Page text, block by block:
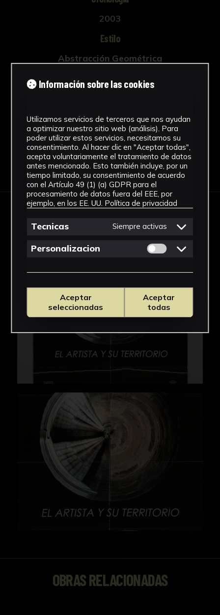
2003
Estilo
Abstracción Geométrica
Técnica
Descargar Ficha
IMÁGENES
OBRAS RELACIONADAS
Información sobre las cookies
Utilizamos servicios de terceros que nos ayudan
a optimizar nuestro sitio web (análisis). Para
poder utilizar estos servicios, necesitamos su
consentimiento. Al hacer clic en "Aceptar todas",
acepta voluntariamente el tratamiento de datos
antes mencionado. Esto también incluye, por un
tiempo limitado, su consentimiento de acuerdo
con el Artículo 49 (1) (a) GDPR para el
procesamiento de datos fuera del EEE, por
ejemplo, en los EE. UU. Política de privacidad
Tecnicas Siempre activas
Personalizacion Permitir cookies
Aceptar
seleccionadas
Aceptar
todas